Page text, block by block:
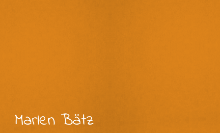
Marlen Bätz